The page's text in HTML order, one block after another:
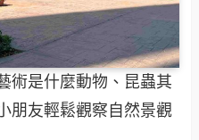
術是什麼動物、昆蟲其
朋友輕鬆觀察自然景觀